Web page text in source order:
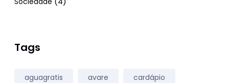
Tags
aguagratis avare cardápio